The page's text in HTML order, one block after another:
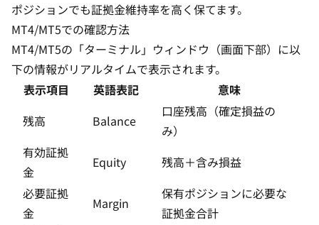
ポジションでも証拠金維持率を高く保てます。
MT4/MT5での確認方法
MT4/MT5の「ターミナル」ウィンドウ（画面下部）に以
下の情報がリアルタイムで表示されます。
表示項目
英語表記
意味
残高
Balance
口座残高（確定損益の
み）
有効証拠
金
Equity
残高＋含み損益
必要証拠
金
Margin
保有ポジションに必要な
証拠金合計